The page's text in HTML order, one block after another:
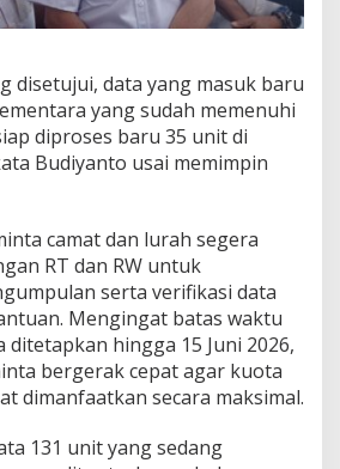
disetujui, data yang masuk baru
yang sudah memenuhi
diproses baru 35 unit di
Budiyanto usai memimpin
camat dan lurah segera
RT dan RW untuk
serta verifikasi data
Mengingat batas waktu
ditetapkan hingga 15 Juni 2026,
bergerak cepat agar kuota
dimanfaatkan secara maksimal.
131 unit yang sedang